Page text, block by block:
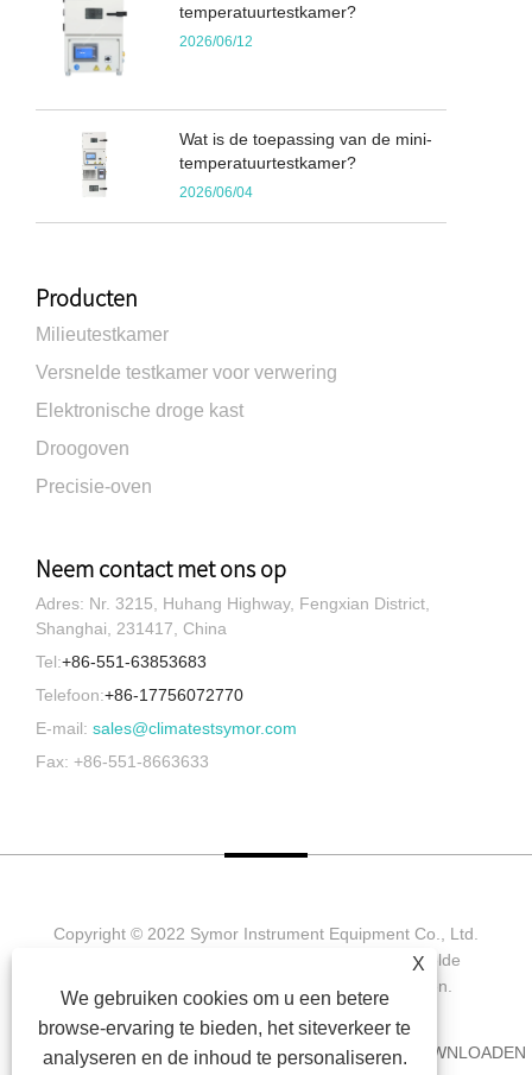
temperatuurtestkamer?
2026/06/12
Wat is de toepassing van de mini-
temperatuurtestkamer?
2026/06/04
Producten
Milieutestkamer
Versnelde testkamer voor verwering
Elektronische droge kast
Droogoven
Precisie-oven
Neem contact met ons op
Adres: Nr. 3215, Huhang Highway, Fengxian District,
Shanghai, 231417, China
Tel:+86-551-63853683
Telefoon:+86-17756072770
E-mail: sales@climatestsymor.com
Fax: +86-551-8663633
Copyright © 2022 Symor Instrument Equipment Co., Ltd.
Milieutestkamer, elektronische droogkast, versnelde
verweringstestkamer. Alle rechten voorbehouden.
HUIS OVER ONS PRODUCTEN NIEUWS DOWNLOADEN
X
We gebruiken cookies om u een betere
browse-ervaring te bieden, het siteverkeer te
analyseren en de inhoud te personaliseren.